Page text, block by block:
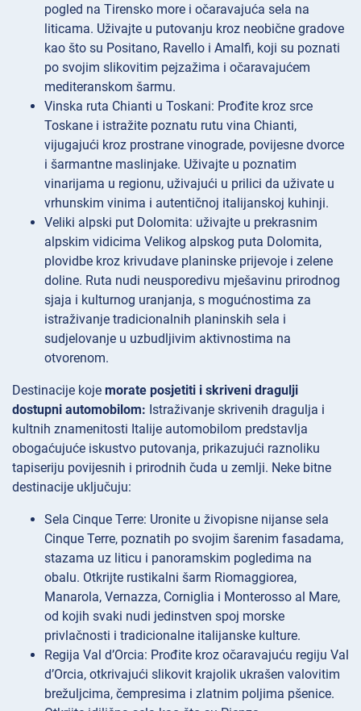
pogled na Tirensko more i očaravajuća sela na
liticama. Uživajte u putovanju kroz neobične gradove
kao što su Positano, Ravello i Amalfi, koji su poznati
po svojim slikovitim pejzažima i očaravajućem
mediteranskom šarmu.
Vinska ruta Chianti u Toskani: Prođite kroz srce
Toskane i istražite poznatu rutu vina Chianti,
vijugajući kroz prostrane vinograde, povijesne dvorce
i šarmantne maslinjake. Uživajte u poznatim
vinarijama u regionu, uživajući u prilici da uživate u
vrhunskim vinima i autentičnoj italijanskoj kuhinji.
Veliki alpski put Dolomita: uživajte u prekrasnim
alpskim vidicima Velikog alpskog puta Dolomita,
plovidbe kroz krivudave planinske prijevoje i zelene
doline. Ruta nudi neusporedivu mješavinu prirodnog
sjaja i kulturnog uranjanja, s mogućnostima za
istraživanje tradicionalnih planinskih sela i
sudjelovanje u uzbudljivim aktivnostima na
otvorenom.
Destinacije koje morate posjetiti i skriveni dragulji
dostupni automobilom: Istraživanje skrivenih dragulja i
kultnih znamenitosti Italije automobilom predstavlja
obogaćujuće iskustvo putovanja, prikazujući raznoliku
tapiseriju povijesnih i prirodnih čuda u zemlji. Neke bitne
destinacije uključuju:
Sela Cinque Terre: Uronite u živopisne nijanse sela
Cinque Terre, poznatih po svojim šarenim fasadama,
stazama uz liticu i panoramskim pogledima na
obalu. Otkrijte rustikalni šarm Riomaggiorea,
Manarola, Vernazza, Corniglia i Monterosso al Mare,
od kojih svaki nudi jedinstven spoj morske
privlačnosti i tradicionalne italijanske kulture.
Regija Val d’Orcia: Prođite kroz očaravajuću regiju Val
d’Orcia, otkrivajući slikovit krajolik ukrašen valovitim
brežuljcima, čempresima i zlatnim poljima pšenice.